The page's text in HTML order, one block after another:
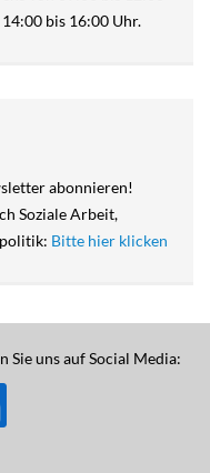
bis 16:00 Uhr.
abonnieren!
Soziale Arbeit,
Bitte hier klicken
Sie uns auf Social Media: